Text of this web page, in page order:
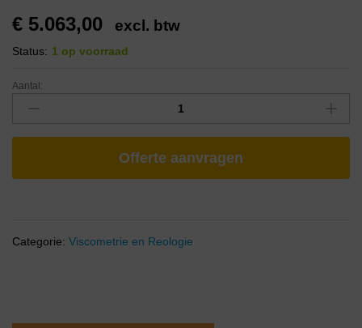
€ 5.063,00 excl. btw
Status: 1 op voorraad
Aantal:
Offerte aanvragen
Categorie: Viscometrie en Reologie